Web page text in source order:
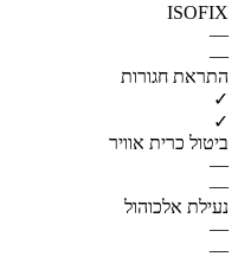
ISOFIX
—
—
התראת חגורות
✓
✓
ביטול כרית אוויר
—
—
נעילת אלכוהול
—
—